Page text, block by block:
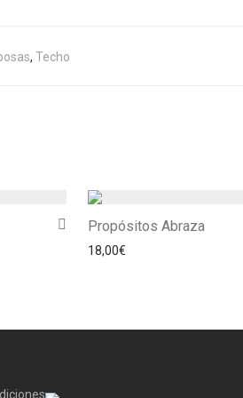
, Techo
Propósitos Abraza
18,00€